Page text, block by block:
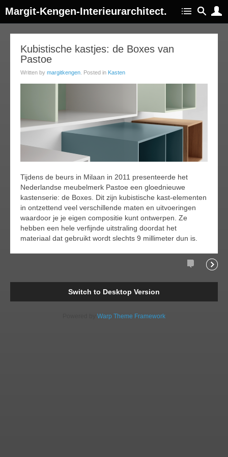
Margit-Kengen-Interieurarchitect.
Kubistische kastjes: de Boxes van
Pastoe
Written by margitkengen . Posted in Kasten
Tijdens de beurs in Milaan in 2011 presenteerde het
Nederlandse meubelmerk Pastoe een gloednieuwe
kastenserie: de Boxes. Dit zijn kubistische kast-elementen
in ontzettend veel verschillende maten en uitvoeringen
waardoor je je eigen compositie kunt ontwerpen. Ze
hebben een hele verfijnde uitstraling doordat het
materiaal dat gebruikt wordt slechts 9 millimeter dun is.
Comments
Switch to Desktop Version
Warp Theme Framework